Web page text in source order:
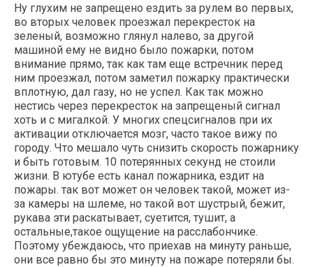
Ну глухим не запрещено ездить за рулем во первых,
во вторых человек проезжал перекресток на
зеленый, возможно глянул налево, за другой
машиной ему не видно было пожарки, потом
внимание прямо, так как там еще встречник перед
ним проезжал, потом заметил пожарку практически
вплотную, дал газу, но не успел. Как так можно
нестись через перекресток на запрещеный сигнал
хоть и с мигалкой. У многих спецсигналов при их
активации отключается мозг, часто такое вижу по
городу. Что мешало чуть снизить скорость пожарнику
и быть готовым. 10 потерянных секунд не стоили
жизни. В ютубе есть канал пожарника, ездит на
пожары. так вот может он человек такой, может из-
за камеры на шлеме, но такой вот шустрый, бежит,
рукава эти раскатывает, суетится, тушит, а
остальные,такое ощущение на расслабончике.
Поэтому убеждаюсь, что приехав на минуту раньше,
они все равно бы это минуту на пожаре потеряли бы.